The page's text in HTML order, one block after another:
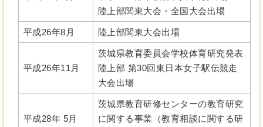
陸上部関東大会・全国大会出場
平成26年8月 陸上部関東大会出場
平成26年11月
茨城県教育委員会学校体育研究発表
陸上部 第30回東日本女子駅伝競走
大会出場
平成28年 5月
茨城県教育研修センターの教育研究
に関する事業（教育相談に関する研